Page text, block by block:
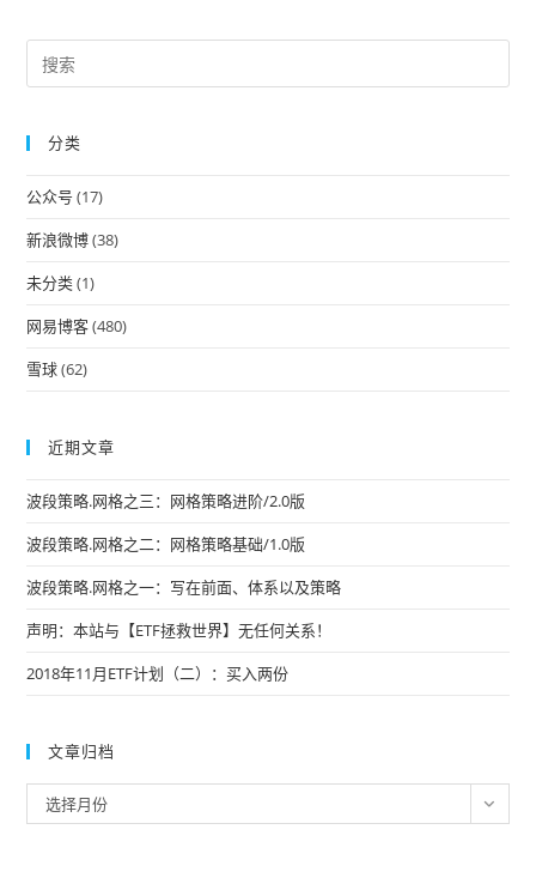
分类
公众号 (17)
新浪微博(38)
未分类(1)
网易博客(480)
雪球(62)
近期文章
波段策略.网格之三：网格策略进阶/2.0版
波段策略.网格之二：网格策略基础/1.0版
波段策略.网格之一：写在前面、体系以及策略
声明：本站与【ETF拯救世界】无任何关系！
2018年11月ETF计划（二）：买入两份
文章归档
章
选择月份